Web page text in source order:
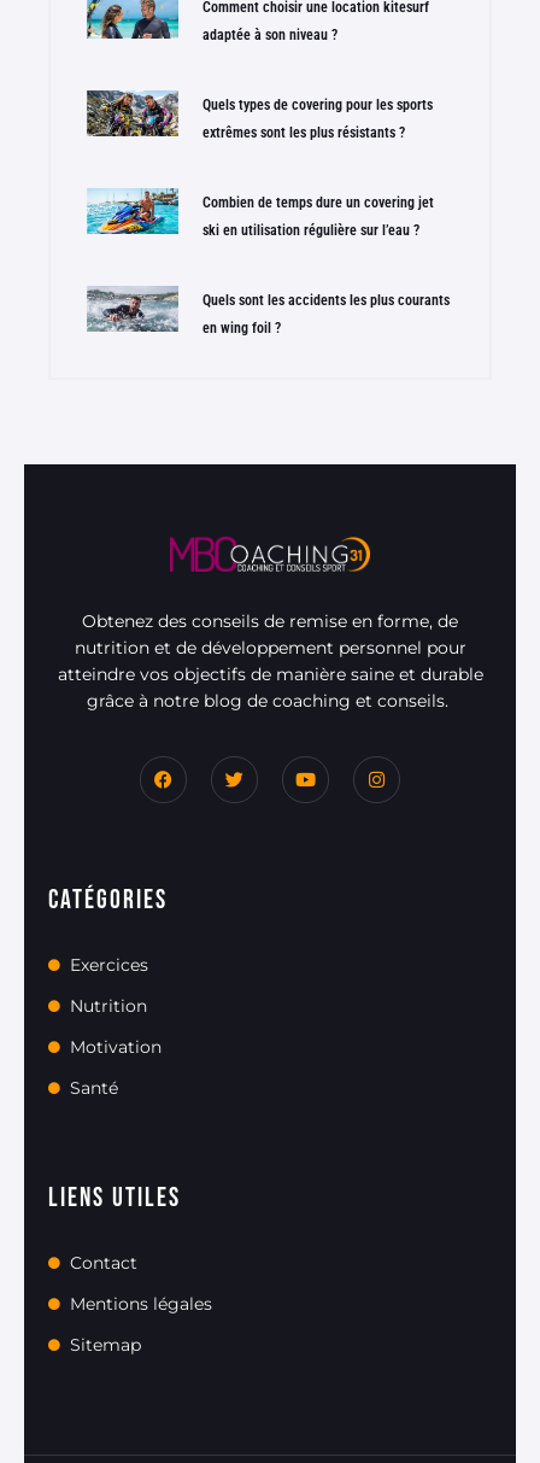
Comment choisir une location kitesurf
adaptée à son niveau ?
Quels types de covering pour les sports
extrêmes sont les plus résistants ?
Combien de temps dure un covering jet
ski en utilisation régulière sur l’eau ?
Quels sont les accidents les plus courants
en wing foil ?
Obtenez des conseils de remise en forme, de
nutrition et de développement personnel pour
atteindre vos objectifs de manière saine et durable
grâce à notre blog de coaching et conseils.
Catégories
Exercices
Nutrition
Motivation
Santé
Liens utiles
Contact
Mentions légales
Sitemap